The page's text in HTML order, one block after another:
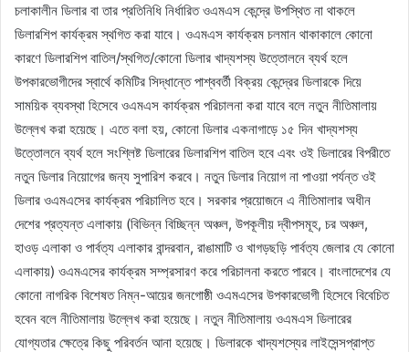
চলাকালীন ডিলার বা তার প্রতিনিধি নির্ধারিত ওএমএস কেন্দ্রে উপস্থিত না থাকলে
ডিলারশিপ কার্যক্রম স্থগিত করা যাবে। ওএমএস কার্যক্রম চলমান থাকাকালে কোনো
কারণে ডিলারশিপ বাতিল/স্থগিত/কোনো ডিলার খাদ্যশস্য উত্তোলনে ব্যর্থ হলে
উপকারভোগীদের স্বার্থে কমিটির সিদ্ধান্তে পাশ্ববর্তী বিক্রয় কেন্দ্রের ডিলারকে দিয়ে
সাময়িক ব্যবস্থা হিসেবে ওএমএস কার্যক্রম পরিচালনা করা যাবে বলে নতুন নীতিমালায়
উল্লেখ করা হয়েছে। এতে বলা হয়, কোনো ডিলার একনাগাড়ে ১৫ দিন খাদ্যশস্য
উত্তোলনে ব্যর্থ হলে সংশ্লিষ্ট ডিলারের ডিলারশিপ বাতিল হবে এবং ওই ডিলারের বিপরীতে
নতুন ডিলার নিয়োগের জন্য সুপারিশ করবে। নতুন ডিলার নিয়োগ না পাওয়া পর্যন্ত ওই
ডিলার ওএমএসের কার্যক্রম পরিচালিত হবে। সরকার প্রয়োজনে এ নীতিমালার অধীন
দেশের প্রত্যন্ত এলাকায় (বিভিন্ন বিচ্ছিন্ন অঞ্চল, উপকূলীয় দ্বীপসমূহ, চর অঞ্চল,
হাওড় এলাকা ও পার্বত্য এলাকার বান্দরবান, রাঙামাটি ও খাগড়ছড়ি পার্বত্য জেলার যে কোনো
এলাকায়) ওএমএসের কার্যক্রম সম্প্রসারণ করে পরিচালনা করতে পারবে। বাংলাদেশের যে
কোনো নাগরিক বিশেষত নিম্ন-আয়ের জনগোষ্ঠী ওএমএসের উপকারভোগী হিসেবে বিবেচিত
হবেন বলে নীতিমালায় উল্লেখ করা হয়েছে। নতুন নীতিমালায় ওএমএস ডিলারের
যোগ্যতার ক্ষেত্রে কিছু পরিবর্তন আনা হয়েছে। ডিলারকে খাদ্যশস্যের লাইসেন্সপ্রাপ্ত